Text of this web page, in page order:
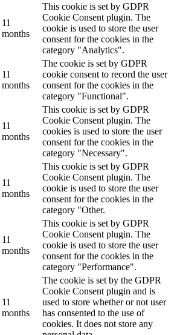
11
months
This cookie is set by GDPR
Cookie Consent plugin. The
cookie is used to store the user
consent for the cookies in the
category "Analytics".
11
months
The cookie is set by GDPR
cookie consent to record the user
consent for the cookies in the
category "Functional".
11
months
This cookie is set by GDPR
Cookie Consent plugin. The
cookies is used to store the user
consent for the cookies in the
category "Necessary".
11
months
This cookie is set by GDPR
Cookie Consent plugin. The
cookie is used to store the user
consent for the cookies in the
category "Other.
11
months
This cookie is set by GDPR
Cookie Consent plugin. The
cookie is used to store the user
consent for the cookies in the
category "Performance".
11
months
The cookie is set by the GDPR
Cookie Consent plugin and is
used to store whether or not user
has consented to the use of
cookies. It does not store any